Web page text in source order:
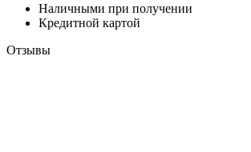
Наличными при получении
Кредитной картой
Отзывы